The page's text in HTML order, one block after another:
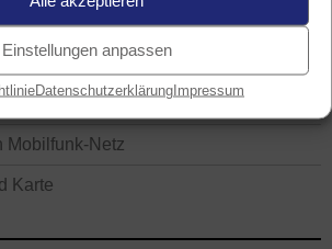
Einstellungen anpassen
DatenschutzerklärungImpressum
Datenvolumen
Preis / Kosten
Mobilfunk-Netz
Karte